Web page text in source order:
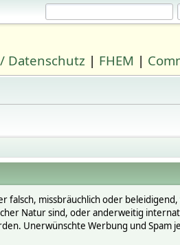
Datenschutz | FHEM |
missbräuchlich oder
Natur sind, oder anderweitig
Unerwünschte Werbung und Spam